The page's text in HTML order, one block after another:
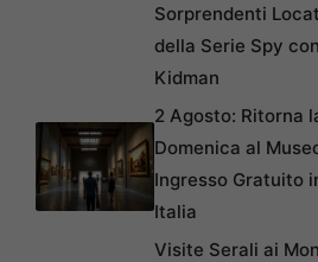
Sorprendenti
della Serie Spy
Kidman
2 Agosto: Ritorna
Domenica al
Ingresso Gratuito
Italia
Visite Serali ai